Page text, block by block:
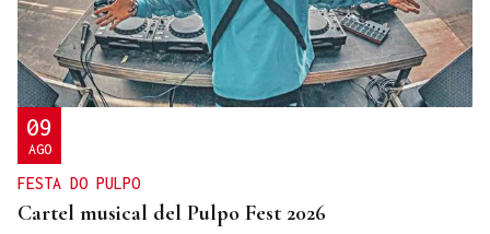
09
AGO
FESTA DO PULPO
Cartel musical del Pulpo Fest 2026